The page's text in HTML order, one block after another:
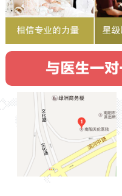
♦ 南阳市医保定点单位
您好！南
需要可点击咨